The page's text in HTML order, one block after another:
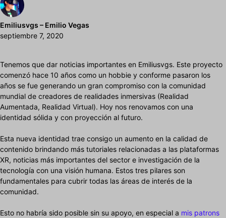
Emiliusvgs – Emilio Vegas
septiembre 7, 2020
Tenemos que dar noticias importantes en Emiliusvgs. Este proyecto
comenzó hace 10 años como un hobbie y conforme pasaron los
años se fue generando un gran compromiso con la comunidad
mundial de creadores de realidades inmersivas (Realidad
Aumentada, Realidad Virtual). Hoy nos renovamos con una
identidad sólida y con proyección al futuro.
Esta nueva identidad trae consigo un aumento en la calidad de
contenido brindando más tutoriales relacionadas a las plataformas
XR, noticias más importantes del sector e investigación de la
tecnología con una visión humana. Estos tres pilares son
fundamentales para cubrir todas las áreas de interés de la
comunidad.
Esto no habría sido posible sin su apoyo, en especial a mis patrons